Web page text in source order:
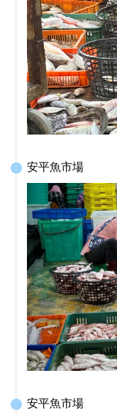
安平魚市場
安平魚市場